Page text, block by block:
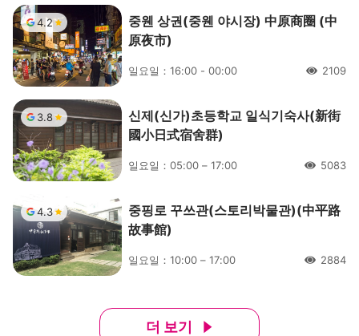
4.2
중웬 상권(중웬 야시장) 中原商圈 (中
原夜市)
일요일：16:00 - 00:00 人氣2109
3.8
신제(신가)초등학교 일식기숙사(新街
國小日式宿舍群)
일요일：05:00 – 17:00 人氣5083
4.3
중핑로 꾸쓰관(스토리박물관)(中平路
故事館)
일요일：10:00 – 17:00 人氣2884
더 보기